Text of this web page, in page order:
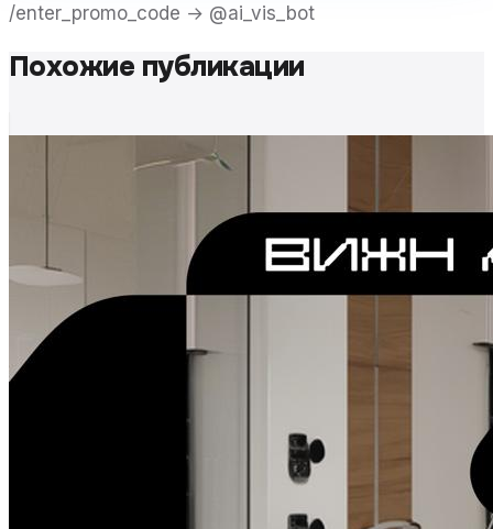
/enter_promo_code → @ai_vis_bot
Похожие публикации